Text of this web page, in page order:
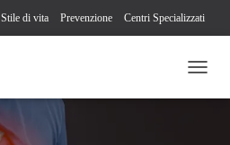
Stile di vita Prevenzione Centri Specializzati
A